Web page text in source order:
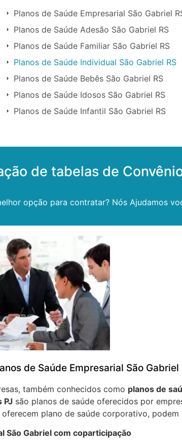
Planos de Saúde Empresarial São Gabriel
Planos de Saúde Adesão São Gabriel RS
Planos de Saúde Familiar São Gabriel RS
Planos de Saúde Individual São Gabriel RS
Planos de Saúde Bebês São Gabriel RS
Planos de Saúde Idosos São Gabriel RS
Planos de Saúde Infantil São Gabriel RS
de tabelas de
opção para contratar? Nós Ajudamos
de Saúde Empresarial São Gabriel
também conhecidos como planos de
PJ são planos de saúde oferecidos por
plano de saúde corporativo,
São Gabriel com coparticipação